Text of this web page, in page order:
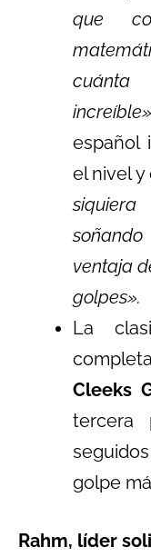
que
cuánta
español
el nivel
ventaja
golpes».
La
Cleeks
tercera
golpe
Rahm, líder